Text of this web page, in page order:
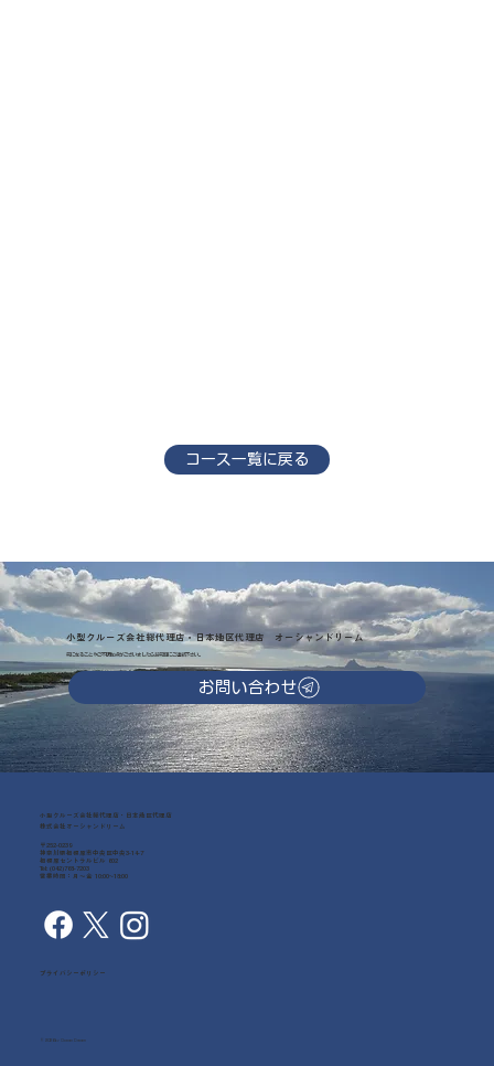
コース一覧に戻る
小型クルーズ会社総代理店・日本地区代理店 オーシャンドリーム
気になることやご不明な点がございましたらお気軽にご連絡下さい。
お問い合わせ
小型クルーズ会社総代理店・日本地区代理店
株式会社オーシャンドリーム
〒252-0239
神奈川県相模原市中央区中央3-14-7
相模原セントラルビル 602
Tel: (042)768-7203
営業時間：月～金 10:00~18:00
プライバシーポリシー
© 2026 by Ocean Dream